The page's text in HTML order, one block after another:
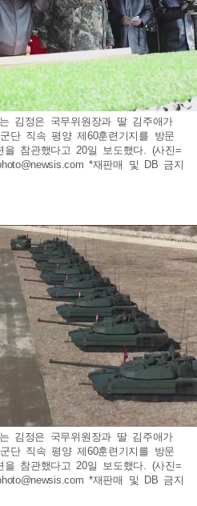
김정은 국무위원장과 딸 김주애가
단 직속 평양 제60훈련기지를 방문
참관했다고 20일 보도했다. (사진=
*재판매 및 DB 금지
김정은 국무위원장과 딸 김주애가
단 직속 평양 제60훈련기지를 방문
참관했다고 20일 보도했다. (사진=
*재판매 및 DB 금지